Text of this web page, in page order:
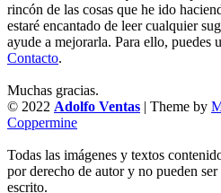
rincón de las cosas que he ido
estaré encantado de leer cualquier
ayude a mejorarla. Para ello, puedes
Contacto.
Muchas gracias.
© 2022 Adolfo Ventas | Theme by
Coppermine
Todas las imágenes y textos
por derecho de autor y no pueden
escrito.